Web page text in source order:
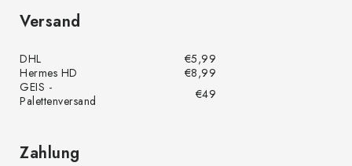
Versand
DHL
€5,99
Hermes HD
€8,99
GEIS -
Palettenversand
€49
Zahlung